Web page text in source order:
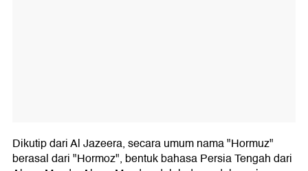
Dikutip dari Al Jazeera, secara umum nama "Hormuz"
berasal dari "Hormoz", bentuk bahasa Persia Tengah dari